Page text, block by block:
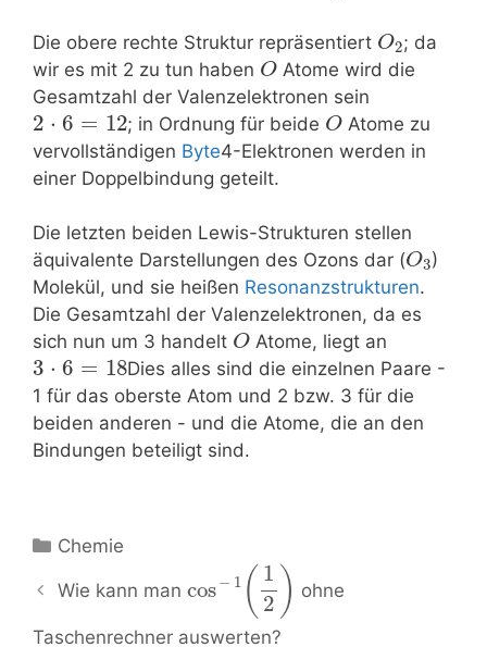
Die obere rechte Struktur repräsentiert O2; da
wir es mit 2 zu tun haben O Atome wird die
Gesamtzahl der Valenzelektronen sein
2 ⋅ 6 = 12; in Ordnung für beide O Atome zu
vervollständigen Byte4-Elektronen werden in
einer Doppelbindung geteilt.
Die letzten beiden Lewis-Strukturen stellen
äquivalente Darstellungen des Ozons dar (O3)
Molekül, und sie heißen Resonanzstrukturen.
Die Gesamtzahl der Valenzelektronen, da es
sich nun um 3 handelt O Atome, liegt an
3 ⋅ 6 = 18Dies alles sind die einzelnen Paare -
1 für das oberste Atom und 2 bzw. 3 für die
beiden anderen - und die Atome, die an den
Bindungen beteiligt sind.
Kategorien
Chemie
Navigation
Wie kann mancos− 1 ( 1
2 ) ohne
Taschenrechner auswerten?